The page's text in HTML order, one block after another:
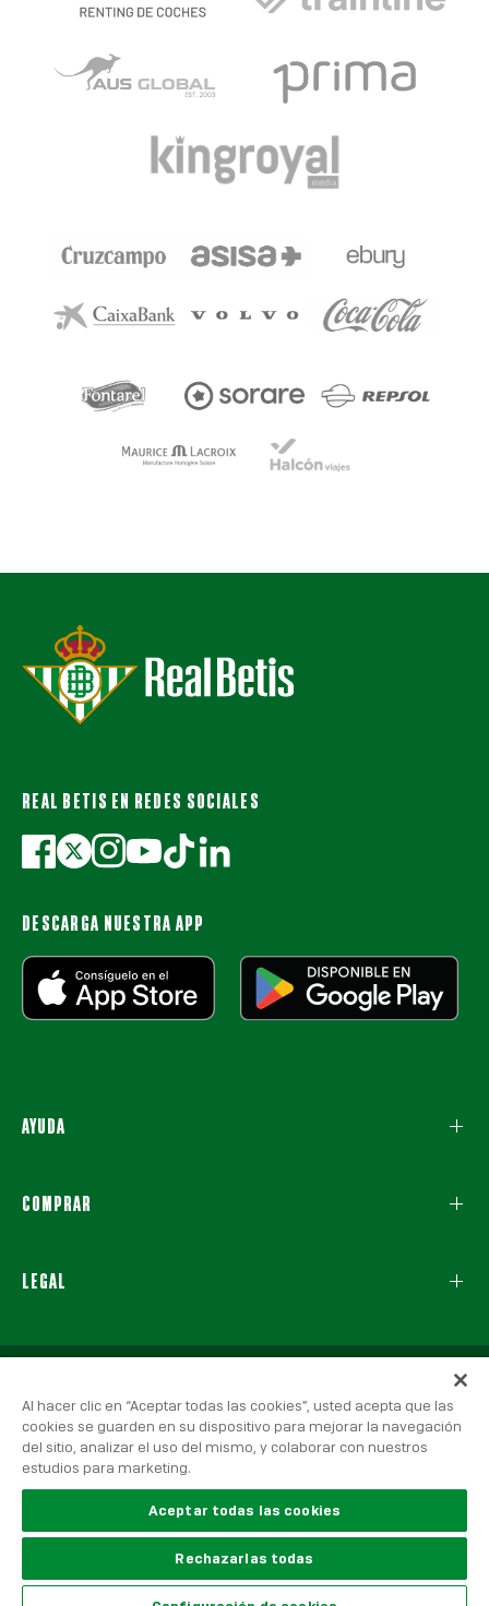
REAL BETIS EN REDES SOCIALES
DESCARGA NUESTRA APP
AYUDA
COMPRAR
LEGAL
© 2026 Real Betis Balompié, Todos los derechos reservados.
United States
Al hacer clic en “Aceptar todas las cookies”, usted acepta que las
cookies se guarden en su dispositivo para mejorar la navegación
del sitio, analizar el uso del mismo, y colaborar con nuestros
estudios para marketing.
Aceptar todas las cookies
Rechazarlas todas